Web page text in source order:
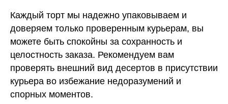
Каждый торт мы надежно упаковываем и
доверяем только проверенным курьерам, вы
можете быть спокойны за сохранность и
целостность заказа. Рекомендуем вам
проверять внешний вид десертов в присутствии
курьера во избежание недоразумений и
спорных моментов.